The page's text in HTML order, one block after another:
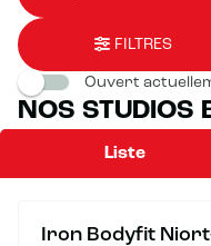
FILTRES
Ouvert
NOS STUDIOS
Liste
Iron Bodyfit